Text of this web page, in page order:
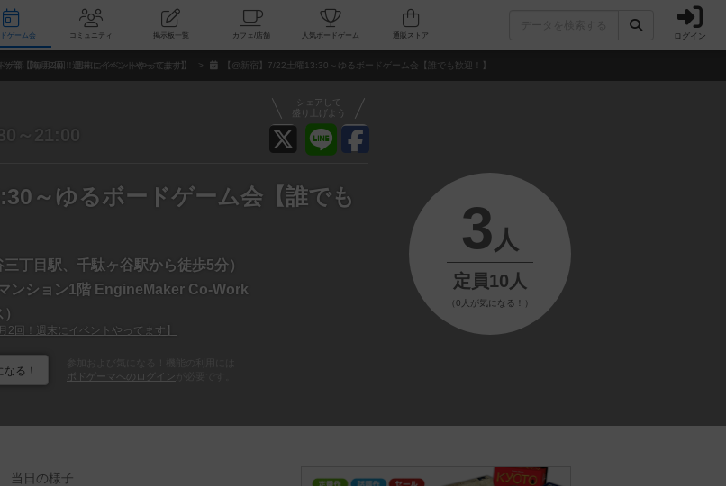
ボードゲーム会 コミュニティ 掲示板一覧 カフェ/店舗 人気ボードゲーム ログイン
ゲ部【毎月2回！週末にイベントやってます】 【@新宿】7/22土曜13:30～ゆるボードゲーム会【誰でも歓迎！】
シェアして
盛り上げよう
～21:00
～ゆるボードゲーム会【誰でも
丁目駅、千駄ヶ谷駅から徒歩5分）
ンション1階 EngineMaker Co-Work
2回！週末にイベントやってます】
なる！
ボドゲーマへのログイン
3 人
定員10人
（0人が気になる！）
当日の様子